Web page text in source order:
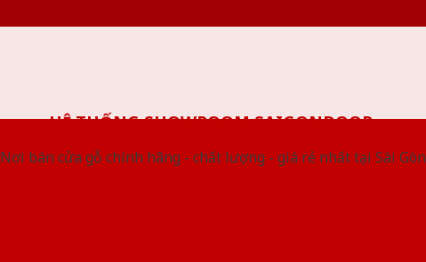
HỆ THỐNG SHOWROOM SAIGONDOOR
Nơi bán cửa gỗ chính hãng - chất lượng - giá rẻ nhất tại Sài Gòn